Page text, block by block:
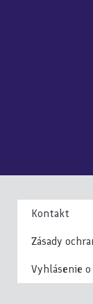
Kontakt
Zásady
Vyhlásenie